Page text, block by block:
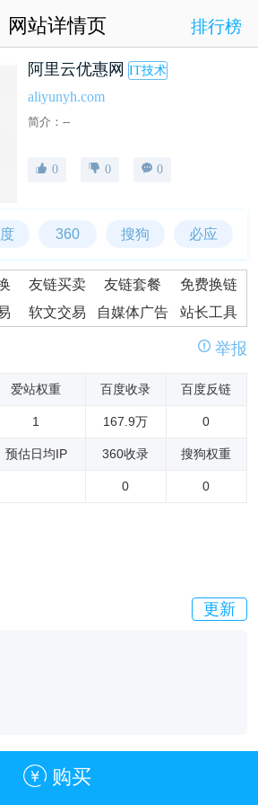
网站详情页 排行榜
阿里云优惠网 IT技术
aliyunyh.com
简介：--
0 0 0
360 搜狗 必应
友链买卖 友链套餐
免费换链
软文交易 自媒体广告 站长工具
举报
爱站权重 百度收录 百度反链
1 167.9万 0
预估日均IP 360收录 搜狗权重
0 0
更新
购买